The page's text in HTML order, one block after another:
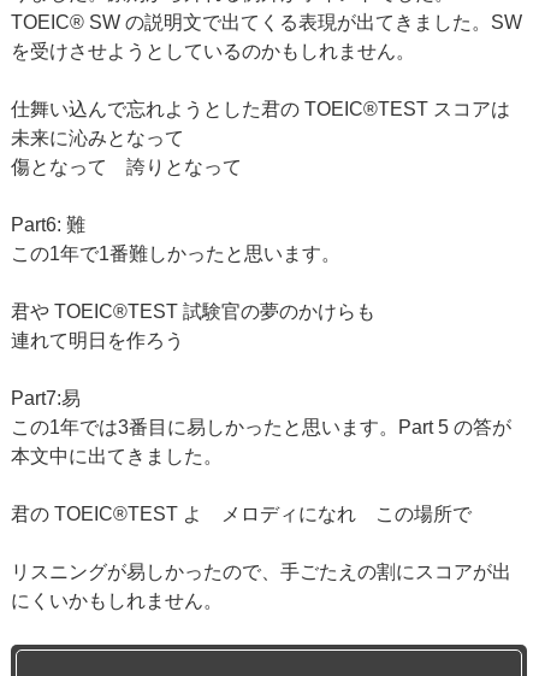
TOEIC® SW の説明文で出てくる表現が出てきました。SW
を受けさせようとしているのかもしれません。
仕舞い込んで忘れようとした君の TOEIC®TEST スコアは
未来に沁みとなって
傷となって 誇りとなって
Part6: 難
この1年で1番難しかったと思います。
君や TOEIC®TEST 試験官の夢のかけらも
連れて明日を作ろう
Part7:易
この1年では3番目に易しかったと思います。Part 5 の答が
本文中に出てきました。
君の TOEIC®TEST よ メロディになれ この場所で
リスニングが易しかったので、手ごたえの割にスコアが出
にくいかもしれません。